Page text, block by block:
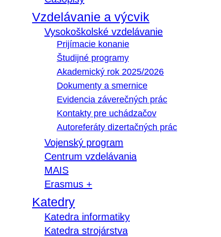
Vzdelávanie a výcvik
Vysokoškolské vzdelávanie
Prijímacie konanie
Študijné programy
Akademický rok 2025/2026
Dokumenty a smernice
Evidencia záverečných prác
Kontakty pre uchádzačov
Autoreferáty dizertačných prác
Vojenský program
Centrum vzdelávania
MAIS
Erasmus +
Katedry
Katedra informatiky
Katedra strojárstva